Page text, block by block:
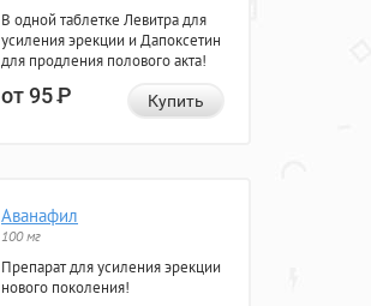
В одной таблетке Левитра для
усиления эрекции и Дапоксетин
для продления полового акта!
от 95Р Купить
Аванафил
100 мг
Препарат для усиления эрекции
нового поколения!